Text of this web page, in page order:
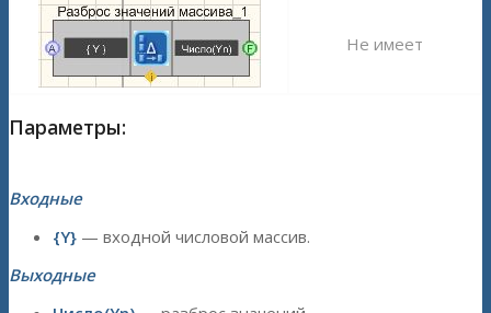
Не имеет
Параметры:
Входные
{Y} — входной числовой массив.
Выходные